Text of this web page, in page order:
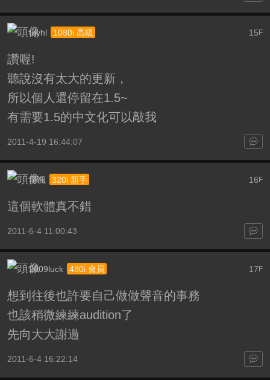
15F
tuyhl 1080i 高級
讚喔!
聽說沒有太大的更新，
所以個人還停留在1.5~
有需要1.5的中文化可以敲我
2011-4-19 16:44:07
16 F
星颯 320i 新手
這個軟體真不錯
2011-6-4 11:00:43
17 F
2009luck 480i 會員
想到往後也許要自己做做聲音的事務
也該稍微練練audition了
先向大大謝過
2011-6-4 16:22:14